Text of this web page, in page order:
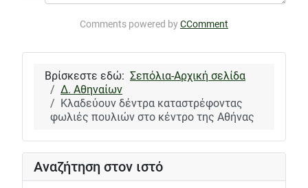
Αναζήτηση στον ιστό
Comments powered byCComment
Βρίσκεστε εδώ: Σεπόλια-Αρχική σελίδα
Δ. Αθηναίων
Κλαδεύουν δέντρα καταστρέφοντας
φωλιές πουλιών στο κέντρο της Αθήνας